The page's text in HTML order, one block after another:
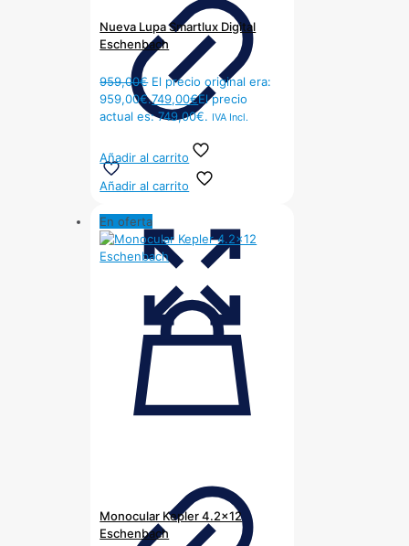
Nueva Lupa Smartlux Digital
Eschenbach
959,00€ El precio original era:
959,00€.749,00€El precio
actual es: 749,00€. IVA Incl.
Añadir al carrito
Añadir al carrito
En oferta
Monocular Kepler 4.2×12
Eschenbach